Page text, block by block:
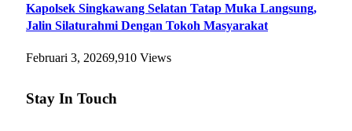
Kapolsek Singkawang Selatan Tatap Muka Langsung,
Jalin Silaturahmi Dengan Tokoh Masyarakat
Februari 3, 20269,910 Views
Stay In Touch